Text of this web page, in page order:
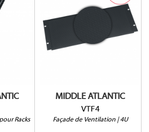
Racks
BRK-8
MIDDLE ATLANTIC
VTF4
Façade de Ventilation | 4U
VTF4
Ouverture à 25%